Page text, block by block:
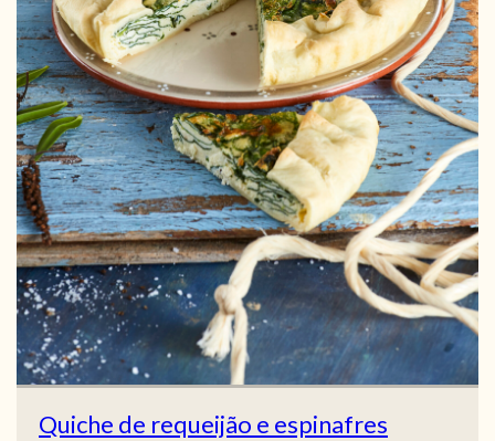
Quiche de requeijão e espinafres